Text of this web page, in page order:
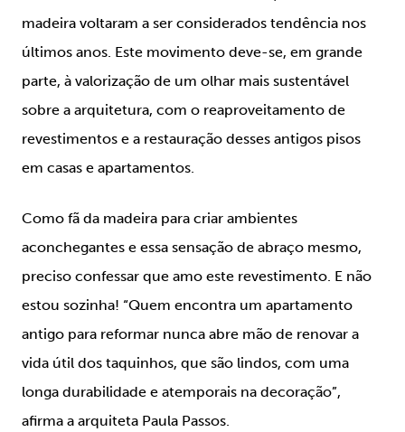
madeira voltaram a ser considerados tendência nos
últimos anos. Este movimento deve-se, em grande
parte, à valorização de um olhar mais sustentável
sobre a arquitetura, com o reaproveitamento de
revestimentos e a restauração desses antigos pisos
em casas e apartamentos.
Como fã da madeira para criar ambientes
aconchegantes e essa sensação de abraço mesmo,
preciso confessar que amo este revestimento. E não
estou sozinha! “Quem encontra um apartamento
antigo para reformar nunca abre mão de renovar a
vida útil dos taquinhos, que são lindos, com uma
longa durabilidade e atemporais na decoração”,
afirma a arquiteta Paula Passos.